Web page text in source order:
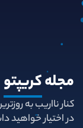
مجلهکریپتو
کنار نااریب به
در اختیار خواهید